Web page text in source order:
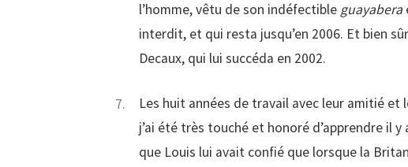
l’homme, vêtu de son indéfectible guayabera
interdit, et qui resta jusqu’en 2006. Et bien
Decaux, qui lui succéda en 2002.
Les huit années de travail avec leur amitié
j’ai été très touché et honoré d’apprendre il
que Louis lui avait confié que lorsque la